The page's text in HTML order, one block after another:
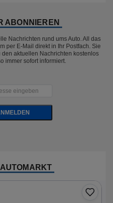
ABONNIEREN
Nachrichten rund ums Auto. All das
per E-Mail direkt in Ihr Postfach. Sie
aktuellen Nachrichten kostenlos
immer sofort informiert.